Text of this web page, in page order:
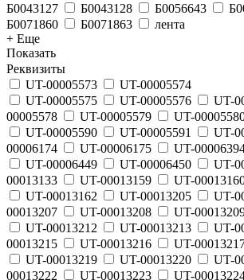
Б0043127
Б0043128 Б0056643
Б0071860
Б0071863
лента
+ Еще
Показать
Реквизиты
UT-00005573
UT-00005574
UT-00005575
UT-00005576 UT-
00005578
UT-00005579 UT-
UT-00005590
UT-00005591 UT-
00006174
UT-00006175 UT-
UT-00006449
UT-00006450 UT-
00013133
UT-00013159 UT-
UT-00013162
UT-00013205 UT-
00013207
UT-00013208 UT-
UT-00013212
UT-00013213 UT-
00013215
UT-00013216 UT-
UT-00013219
UT-00013220 UT-
00013222
UT-00013223 UT-